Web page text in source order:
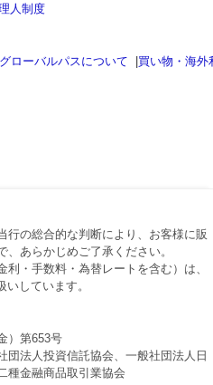
人制度
グローバルパスについて |買い物・海外
行の総合的な判断により、お客様に販
あらかじめご了承ください。
・手数料・為替レートを含む）は、
しています。
）第653号
法人投資信託協会、一般社団法人日
種金融商品取引業協会